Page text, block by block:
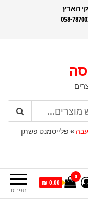
הארץ
» פלייסמנט פשתן
תפריט
0
0.00 ₪